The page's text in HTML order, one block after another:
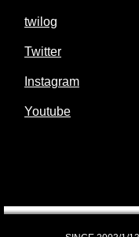
twilog
Twitter
Instagram
Youtube